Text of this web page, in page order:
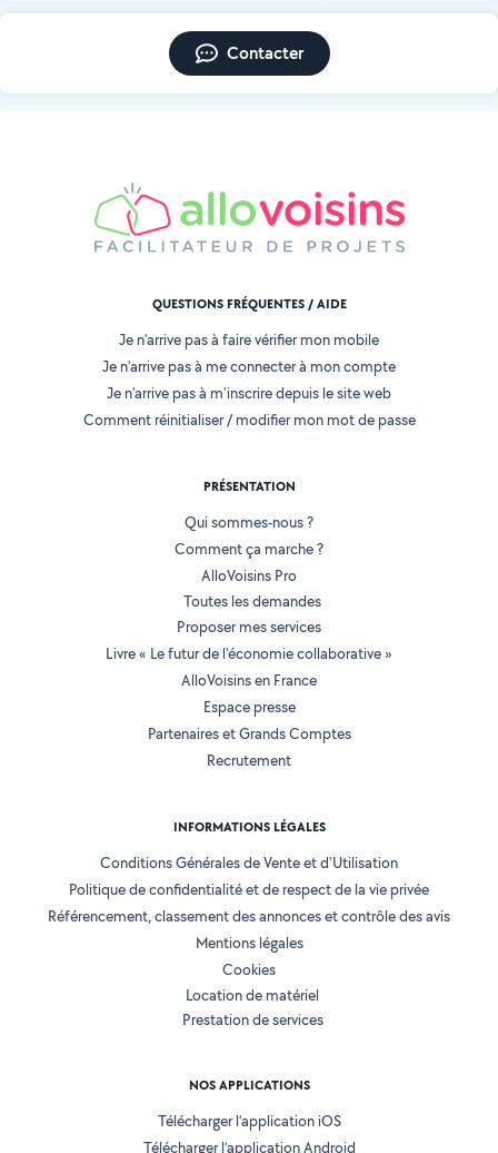
Contacter
QUESTIONS FRÉQUENTES / AIDE
Je n'arrive pas à faire vérifier mon mobile
Je n'arrive pas à me connecter à mon compte
Je n'arrive pas à m'inscrire depuis le site web
Comment réinitialiser / modifier mon mot de passe
PRÉSENTATION
Qui sommes-nous ?
Comment ça marche ?
AlloVoisins Pro
Toutes les demandes
Proposer mes services
Livre « Le futur de l'économie collaborative »
AlloVoisins en France
Espace presse
Partenaires et Grands Comptes
Recrutement
INFORMATIONS LÉGALES
Conditions Générales de Vente et d'Utilisation
Politique de confidentialité et de respect de la vie privée
Référencement, classement des annonces et contrôle des avis
Mentions légales
Cookies
Location de matériel
Prestation de services
NOS APPLICATIONS
Télécharger l’application iOS
Télécharger l’application Android